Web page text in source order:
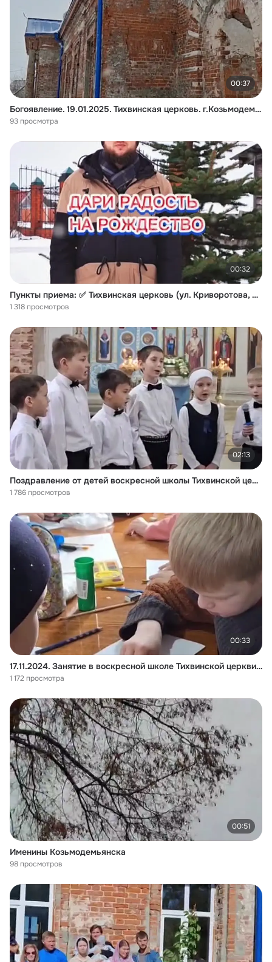
00:37
Богоявление. 19.01.2025. Тихвинская церковь. г.Козьмодемьянск.
93 просмотра
00:32
Пункты приема: ✅ Тихвинская церковь (ул. Криворотова, д.1) Храм открыт только в дни богослужений (см. актуальное расписание служб в группе) ✅ Ул. Баринова, д.23 Справки по телефону 📞 +7 917 708 81 87 (Зинаида) Перечисления по этому же номеру.
1 318 просмотров
02:13
Поздравление от детей воскресной школы Тихвинской церкви ко дню Мамы. 24.11.2024.
1 786 просмотров
00:33
17.11.2024. Занятие в воскресной школе Тихвинской церкви. г.Козьмодемьянск.
1 172 просмотра
00:51
Именины Козьмодемьянска
98 просмотров